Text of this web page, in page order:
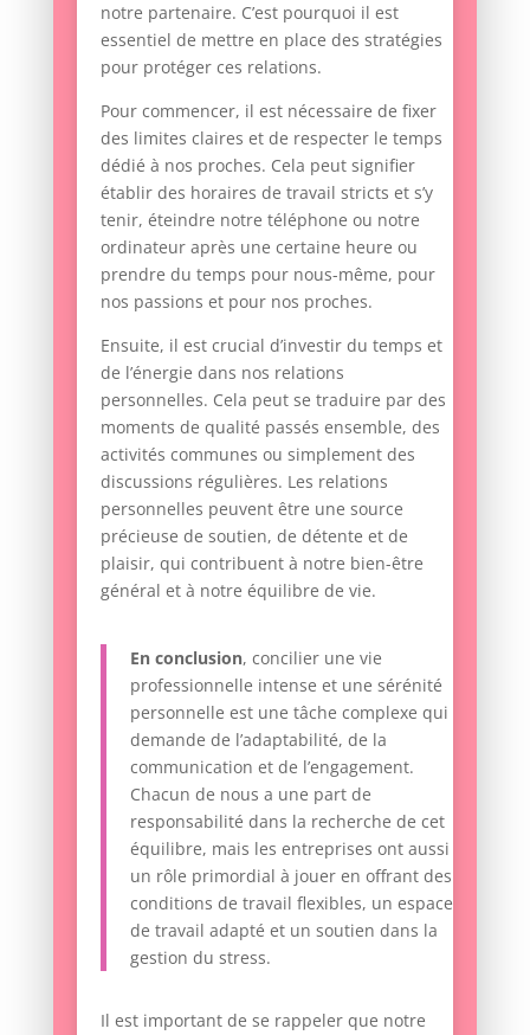
notre partenaire. C’est pourquoi il est
essentiel de mettre en place des stratégies
pour protéger ces relations.
Pour commencer, il est nécessaire de fixer
des limites claires et de respecter le temps
dédié à nos proches. Cela peut signifier
établir des horaires de travail stricts et s’y
tenir, éteindre notre téléphone ou notre
ordinateur après une certaine heure ou
prendre du temps pour nous-même, pour
nos passions et pour nos proches.
Ensuite, il est crucial d’investir du temps et
de l’énergie dans nos relations
personnelles. Cela peut se traduire par des
moments de qualité passés ensemble, des
activités communes ou simplement des
discussions régulières. Les relations
personnelles peuvent être une source
précieuse de soutien, de détente et de
plaisir, qui contribuent à notre bien-être
général et à notre équilibre de vie.
En conclusion, concilier une vie
professionnelle intense et une sérénité
personnelle est une tâche complexe qui
demande de l’adaptabilité, de la
communication et de l’engagement.
Chacun de nous a une part de
responsabilité dans la recherche de cet
équilibre, mais les entreprises ont aussi
un rôle primordial à jouer en offrant des
conditions de travail flexibles, un espace
de travail adapté et un soutien dans la
gestion du stress.
Il est important de se rappeler que notre